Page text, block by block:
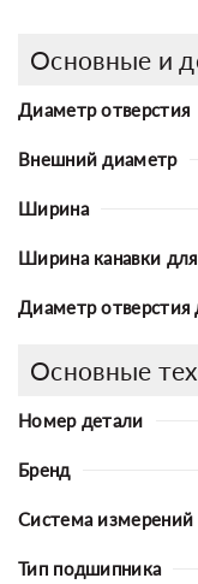
Основные и
Диаметр отверстия
Внешний диаметр
Ширина
Ширина канавки
Диаметр отверстия
Основные
Номер детали
Бренд
Система измерений
Тип подшипника